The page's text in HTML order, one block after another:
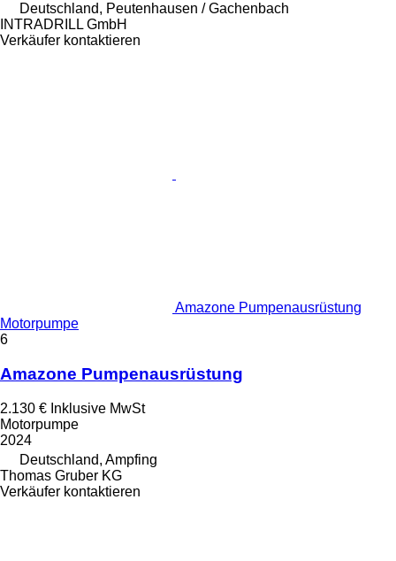
Deutschland, Peutenhausen / Gachenbach
INTRADRILL GmbH
Verkäufer kontaktieren
Amazone Pumpenausrüstung
Motorpumpe
6
Amazone Pumpenausrüstung
2.130 € Inklusive MwSt
Motorpumpe
2024
Deutschland, Ampfing
Thomas Gruber KG
Verkäufer kontaktieren